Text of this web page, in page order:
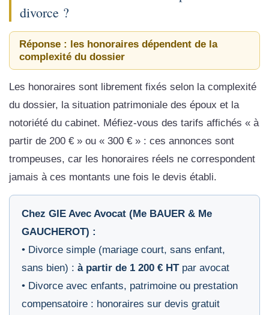
divorce ?
Réponse : les honoraires dépendent de la
complexité du dossier
Les honoraires sont librement fixés selon la complexité
du dossier, la situation patrimoniale des époux et la
notoriété du cabinet. Méfiez-vous des tarifs affichés « à
partir de 200 € » ou « 300 € » : ces annonces sont
trompeuses, car les honoraires réels ne correspondent
jamais à ces montants une fois le devis établi.
Chez GIE Avec Avocat (Me BAUER & Me
GAUCHEROT) :
• Divorce simple (mariage court, sans enfant,
sans bien) : à partir de 1 200 € HTpar avocat
• Divorce avec enfants, patrimoine ou prestation
compensatoire : honoraires sur devis gratuit